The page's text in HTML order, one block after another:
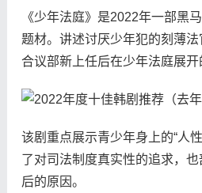
《少年法庭》是2022年一部黑
题材。讲述讨厌少年犯的刻薄
合议部新上任后在少年法庭展开
该剧重点展示青少年身上的“人
了对司法制度真实性的追求，
后的原因。